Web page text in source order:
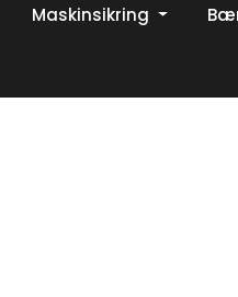
Maskinsikring